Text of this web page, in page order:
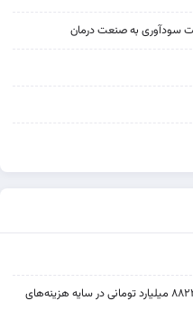
عملکرد متناقض بانک صادرات ؛ تراز مثبت ۸۸۲۲ میلیارد تومانی در سایه هزینه‌های